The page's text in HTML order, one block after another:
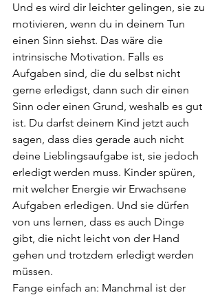
Und es wird dir leichter gelingen, sie zu
motivieren, wenn du in deinem Tun
einen Sinn siehst. Das wäre die
intrinsische Motivation. Falls es
Aufgaben sind, die du selbst nicht
gerne erledigst, dann such dir einen
Sinn oder einen Grund, weshalb es gut
ist. Du darfst deinem Kind jetzt auch
sagen, dass dies gerade auch nicht
deine Lieblingsaufgabe ist, sie jedoch
erledigt werden muss. Kinder spüren,
mit welcher Energie wir Erwachsene
Aufgaben erledigen. Und sie dürfen
von uns lernen, dass es auch Dinge
gibt, die nicht leicht von der Hand
gehen und trotzdem erledigt werden
müssen.
Fange einfach an: Manchmal ist der